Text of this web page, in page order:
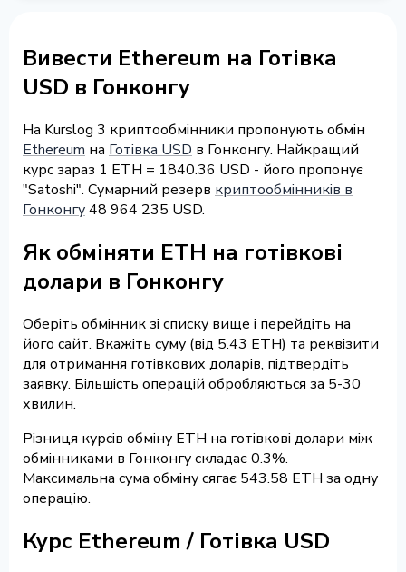
Вивести Ethereum на Готівка
USD в Гонконгу
На Kurslog 3 криптообмінники пропонують обмін
Ethereum на Готівка USD в Гонконгу. Найкращий
курс зараз 1 ETH = 1840.36 USD - його пропонує
"Satoshi". Сумарний резерв криптообмінників в
Гонконгу48 964 235 USD.
Як обміняти ETH на готівкові
долари в Гонконгу
Оберіть обмінник зі списку вище і перейдіть на
його сайт. Вкажіть суму (від 5.43 ETH) та реквізити
для отримання готівкових доларів, підтвердіть
заявку. Більшість операцій обробляються за 5-30
хвилин.
Різниця курсів обміну ETH на готівкові долари між
обмінниками в Гонконгу складає 0.3%.
Максимальна сума обміну сягає 543.58 ETH за одну
операцію.
Курс Ethereum / Готівка USD